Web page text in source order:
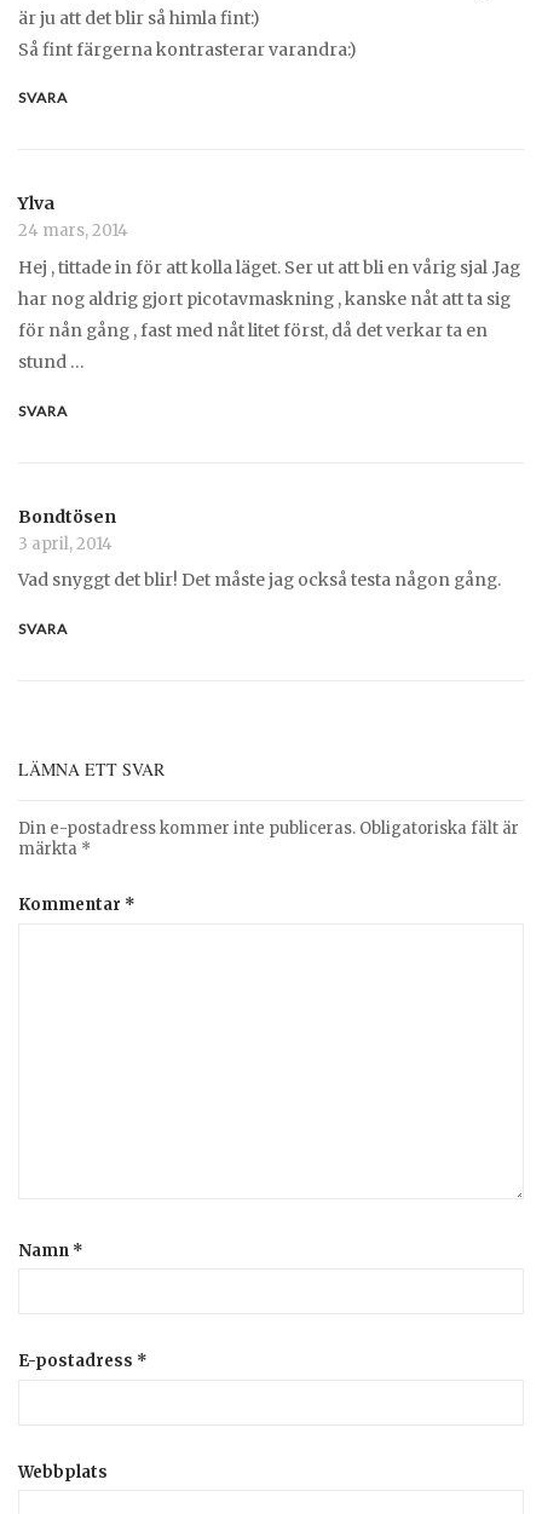
är ju att det blir så himla fint:)
Så fint färgerna kontrasterar varandra:)
SVARA
Ylva
24 mars, 2014
Hej , tittade in för att kolla läget. Ser ut att bli en vårig sjal .Jag
har nog aldrig gjort picotavmaskning , kanske nåt att ta sig
för nån gång , fast med nåt litet först, då det verkar ta en
stund …
SVARA
Bondtösen
3 april, 2014
Vad snyggt det blir! Det måste jag också testa någon gång.
SVARA
LÄMNA ETT SVAR
Din e-postadress kommer inte publiceras. Obligatoriska fält är
märkta *
Kommentar *
Namn *
E-postadress *
Webbplats